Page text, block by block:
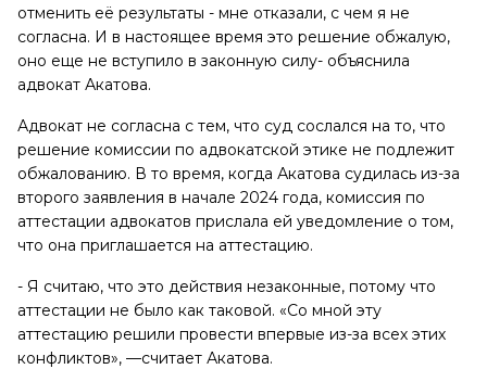
отменить её результаты - мне отказали, с чем я не
согласна. И в настоящее время это решение обжалую,
оно еще не вступило в законную силу- объяснила
адвокат Акатова.
Адвокат не согласна с тем, что суд сослался на то, что
решение комиссии по адвокатской этике не подлежит
обжалованию. В то время, когда Акатова судилась из-за
второго заявления в начале 2024 года, комиссия по
аттестации адвокатов прислала ей уведомление о том,
что она приглашается на аттестацию.
- Я считаю, что это действия незаконные, потому что
аттестации не было как таковой. «Со мной эту
аттестацию решили провести впервые из-за всех этих
конфликтов», —считает Акатова.